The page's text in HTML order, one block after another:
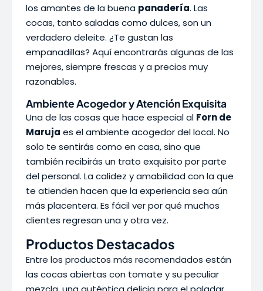
los amantes de la buena panadería. Las
cocas, tanto saladas como dulces, son un
verdadero deleite. ¿Te gustan las
empanadillas? Aquí encontrarás algunas de las
mejores, siempre frescas y a precios muy
razonables.
Ambiente Acogedor y Atención Exquisita
Una de las cosas que hace especial al Forn de
Maruja es el ambiente acogedor del local. No
solo te sentirás como en casa, sino que
también recibirás un trato exquisito por parte
del personal. La calidez y amabilidad con la que
te atienden hacen que la experiencia sea aún
más placentera. Es fácil ver por qué muchos
clientes regresan una y otra vez.
Productos Destacados
Entre los productos más recomendados están
las cocas abiertas con tomate y su peculiar